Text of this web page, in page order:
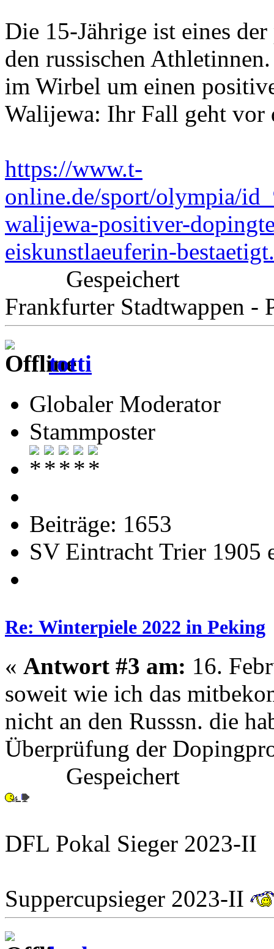
Die 15-Jährige ist eines
den russischen
im Wirbel um einen
Walijewa: Ihr Fall geht vor
https://www.t-
online.de/sport/olympia/
walijewa-positiver-
eiskunstlaeuferin-
Gespeichert
Frankfurter Stadtwappen -
totti
Globaler Moderator
Stammposter
Beiträge: 1653
SV Eintracht Trier 1905
Re: Winterpiele 2022 in Peking
« Antwort #3 am: 16.
soweit wie ich das
nicht an den Russsn. die
Überprüfung der
Gespeichert
DFL Pokal Sieger 2023-II
Suppercupsieger 2023-II